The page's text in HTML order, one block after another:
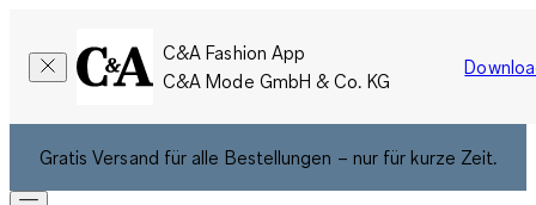
C&A Fashion App
C&A Mode GmbH & Co. KG
Gratis Versand für alle Bestellungen – nur für kurze Zeit.